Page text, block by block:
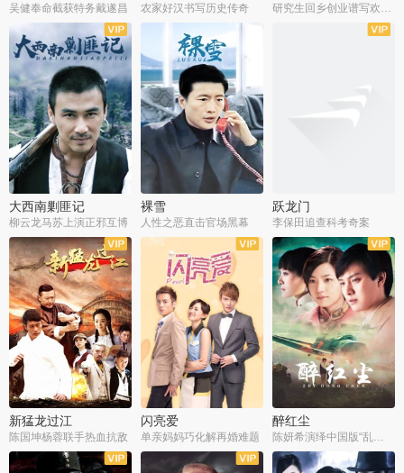
吴健奉命截获特务戴遂昌 农家好汉书写历史传奇
大西南剿匪记
柳云龙马苏上演正邪互博
全21集
裸雪
人性之恶直击官场黑幕
跃龙门
李保田追查科考奇案
全36集
新猛龙过江
陈国坤杨蓉联手热血抗敌
全37集
闪亮爱
单亲妈妈巧化解再婚难题
全30集
醉红尘
陈妍希演绎中国版“乱世佳人”
全30集
全30集 全30集